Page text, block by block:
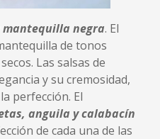
negra. El
de tonos
Las salsas de
y su cremosidad,
perfección. El
anguila y calabacín
de cada una de las